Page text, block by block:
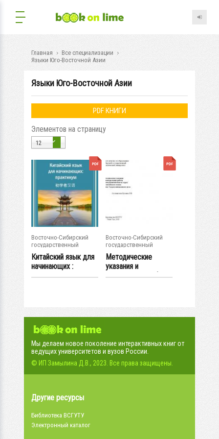
Главная
Все специализации
Языки Юго-Восточной Азии
Языки Юго-Восточной Азии
PDF КНИГИ
Элементов на страницу
12
Восточно-Сибирский
государственный
университет...
Китайский язык для
начинающих :
практикум
Восточно-Сибирский
государственный
университет...
Методические
указания и
контрольная работа
Мы делаем новое поколение интерактивных книг от
ведущих университетов и вузов России.
© ИП Замылина Д.В., 2023. Все права защищены.
Другие ресурсы
Библиотека ВСГУТУ
Электронный каталог